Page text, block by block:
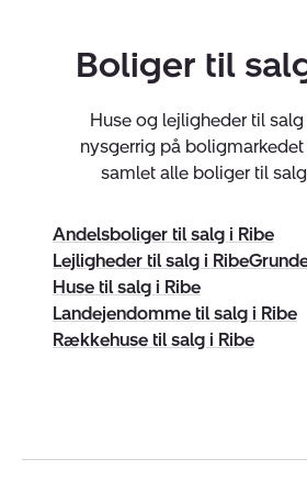
SmartSalg , sikrer din bolig
Med os får du et team, der
skabe resultater for dig – og så
rapporter).
Køberrådgivning fra start til
Er du på udkig efter bolig i Ribe
Voreskøberrådgivning er
Boliger til
Huse og lejligheder til salg
nysgerrig på boligmarkedet
samlet alle boliger til
Andelsboliger til salg i Ribe
Lejligheder til salg i Ribe
Huse til salg i Ribe
Landejendomme til salg i Ribe
Rækkehuse til salg i Ribe